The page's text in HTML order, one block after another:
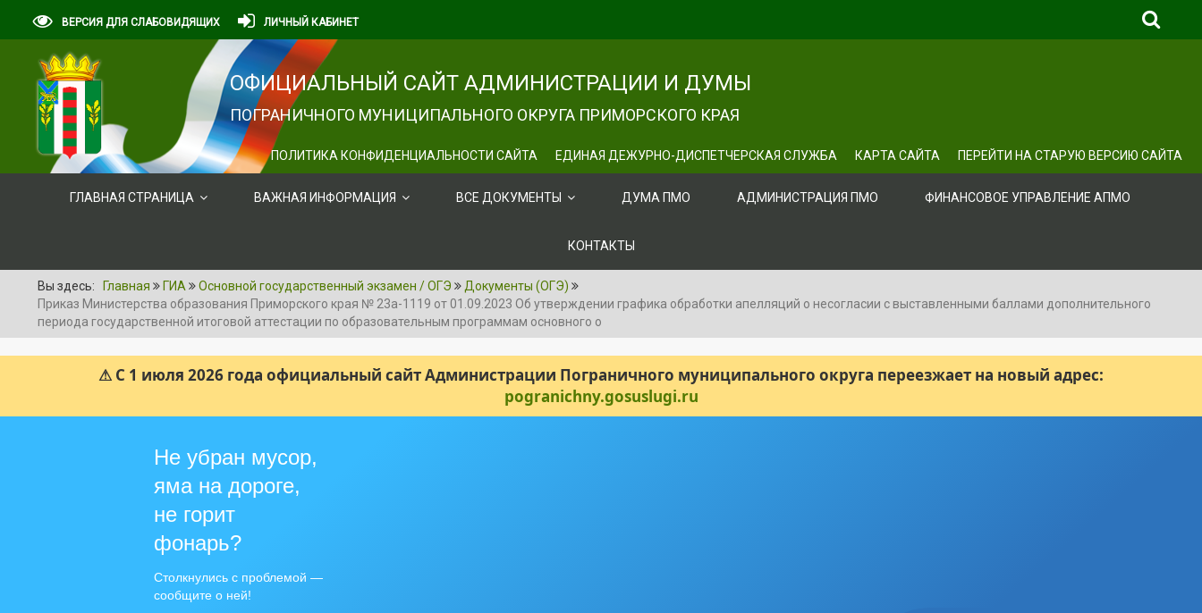
ВЕРСИЯ ДЛЯ СЛАБОВИДЯЩИХ ЛИЧНЫЙ КАБИНЕТ
ОФИЦИАЛЬНЫЙ САЙТ АДМИНИСТРАЦИИ И ДУМЫ
ПОГРАНИЧНОГО МУНИЦИПАЛЬНОГО ОКРУГА ПРИМОРСКОГО КРАЯ
ПОЛИТИКА КОНФИДЕНЦИАЛЬНОСТИ САЙТА ЕДИНАЯ ДЕЖУРНО-ДИСПЕТЧЕРСКАЯ СЛУЖБА КАРТА САЙТА ПЕРЕЙТИ НА СТАРУЮ ВЕРСИЮ САЙТА
ГЛАВНАЯ СТРАНИЦА ВАЖНАЯ ИНФОРМАЦИЯ ВСЕ ДОКУМЕНТЫ ДУМА ПМО АДМИНИСТРАЦИЯ ПМО ФИНАНСОВОЕ УПРАВЛЕНИЕ АПМО
КОНТАКТЫ
Вы здесь: Главная ГИА Основной государственный экзамен / ОГЭ
Документы (ОГЭ)
Приказ Министерства образования Приморского края № 23а-1119 от 01.09.2023 Об утверждении графика обработки апелляций о несогласии с выставленными баллами дополнительного
периода государственной итоговой аттестации по образовательным программам основного о
⚠ С 1 июля 2026 года официальный сайт Администрации Пограничного муниципального округа переезжает на новый адрес:
pogranichny.gosuslugi.ru
Не убран мусор,
яма на дороге,
не горит
фонарь?
Столкнулись с проблемой —
сообщите о ней!